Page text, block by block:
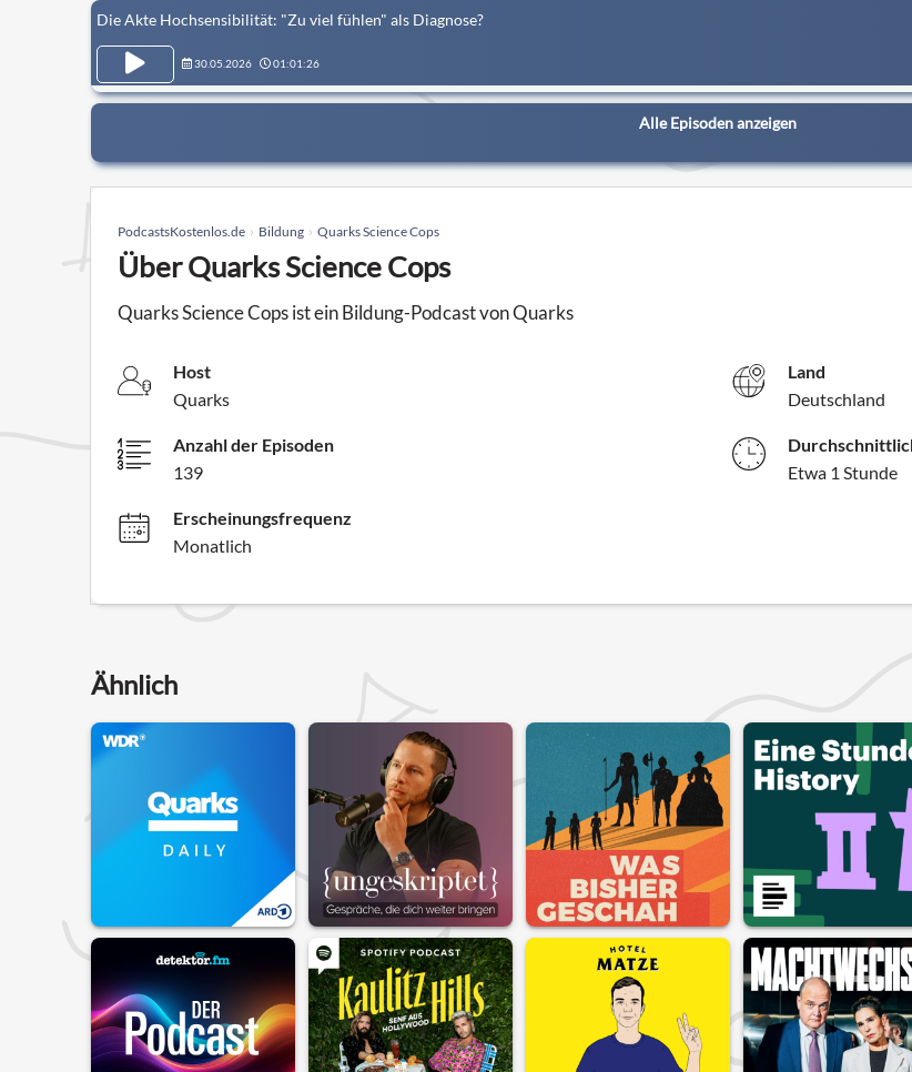
Die Akte Hochsensibilität: "Zu viel fühlen" als Diagnose?
30.05.2026 01:01:26
Alle Episoden anzeigen
PodcastsKostenlos.de Bildung Quarks Science Cops
Über Quarks Science Cops
Quarks Science Cops ist ein Bildung-Podcast von Quarks
Host
Quarks
Land
Deutschland
Anzahl der Episoden
139
Etwa 1 Stunde
Erscheinungsfrequenz
Monatlich
Ähnlich